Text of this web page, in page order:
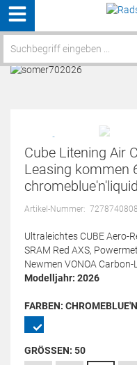
Menü
Cube Litening Air
Leasing kommen
Artikel-Nummer:
Ultraleichtes CUBE Aero-
SRAM Red AXS,
Newmen VONOA Carbon-
Modelljahr: 2026
FARBEN:
GRÖSSEN: 50